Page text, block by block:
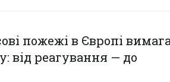
пожежі в Європі
від реагування — до